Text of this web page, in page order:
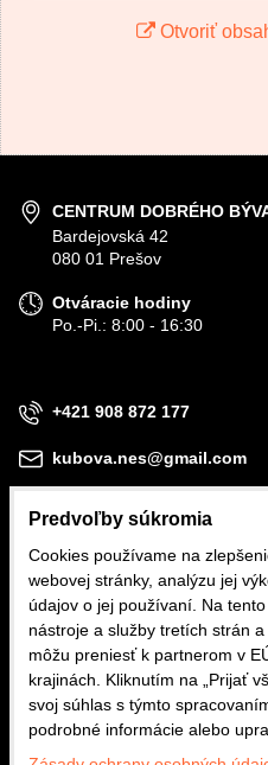
Otvoriť
CENTRUM DOBRÉHO
Bardejovská 42
080 01 Prešov
Otváracie hodiny
Po.-Pi.: 8:00 - 16:30
+421 908 872 177
kubova.nes@gmail.com
Obchodné podmienky
Reklamačné podmienky
Ochrana osobných údajov
Predvoľby súkromia
Cookies používame na
webovej stránky, analýzu jej
údajov o jej používaní. Na
nástroje a služby tretích strán
môžu preniesť k partnerom v
krajinách. Kliknutím na „Prijať
svoj súhlas s týmto
podrobné informácie alebo